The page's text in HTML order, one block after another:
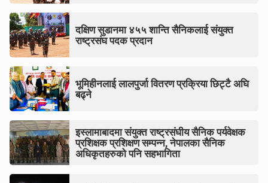
दक्षिण सुडानमा ४५५ शान्ति सैनिकलाई संयुक्त
राष्ट्रसंघ पदक प्रदान
भूमिहीनलाई लालपुर्जा वितरण प्रक्रिया छिट्टै अघि
बढ्ने
इस्लामाबादमा संयुक्त राष्ट्रसंघीय सैनिक पर्यवेक्षक
प्रशिक्षक प्रशिक्षण सम्पन्न, नेपालका सैनिक
अधिकृतहरुको पनि सहभागिता